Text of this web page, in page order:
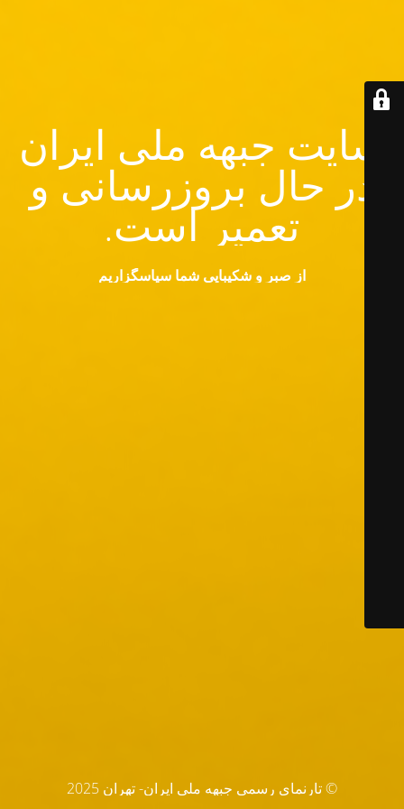
سایت جبهه ملی ایران
در حال بروزرسانی و
تعمیر است.
از صبر و شکیبایی شما سپاسگزاریم
© تارنماي رسمي جبهه ملي ايران- تهران 2025